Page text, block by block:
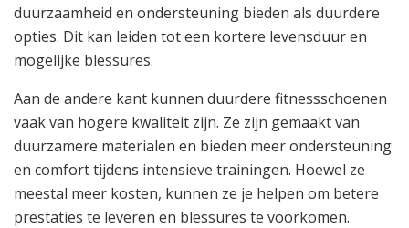
duurzaamheid en ondersteuning bieden als duurdere
opties. Dit kan leiden tot een kortere levensduur en
mogelijke blessures.
Aan de andere kant kunnen duurdere fitnessschoenen
vaak van hogere kwaliteit zijn. Ze zijn gemaakt van
duurzamere materialen en bieden meer ondersteuning
en comfort tijdens intensieve trainingen. Hoewel ze
meestal meer kosten, kunnen ze je helpen om betere
prestaties te leveren en blessures te voorkomen.